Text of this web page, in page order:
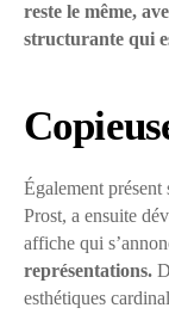
reste le même,
structurante qui
Également
Prost, a ensuite
affiche qui
représentations.
esthétiques